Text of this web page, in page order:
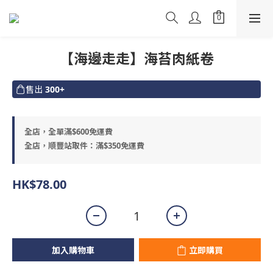
【海邊走走】海苔肉紙卷
售出 300+
全店，全單滿$600免運費
全店，順豐站取件：滿$350免運費
HK$78.00
加入購物車 立即購買